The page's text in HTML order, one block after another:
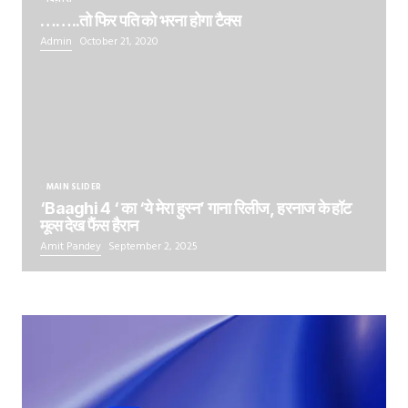
……..तो फिर पति को भरना होगा टैक्स
Admin October 21, 2020
MAIN SLIDER
‘Baaghi 4 ‘ का ‘ये मेरा हुस्न’ गाना रिलीज, हरनाज के हॉट
मूव्स देख फैंस हैरान
Amit Pandey September 2, 2025